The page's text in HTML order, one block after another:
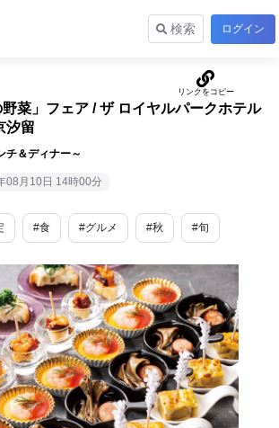
検索 ログイン
菜」フェア / ザ ロイヤルパークホテル
汐留
チ＆ディナー～
08月10日 14時00分
#食 #グルメ #秋 #旬